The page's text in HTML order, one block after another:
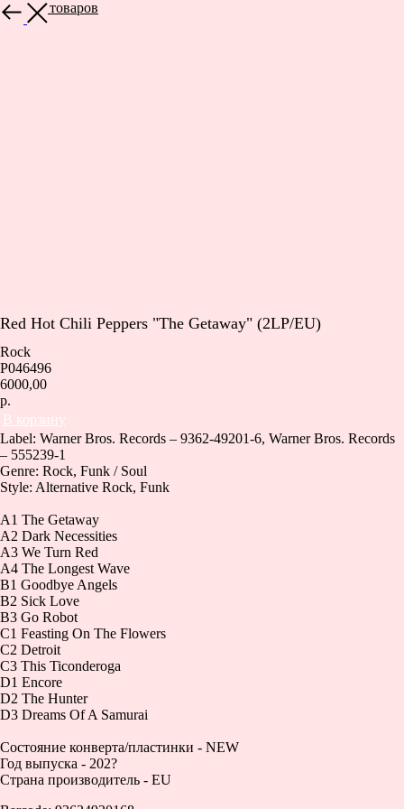
Больше товаров
Red Hot Chili Peppers "The Getaway" (2LP/EU)
Rock
P046496
6000,00
р.
В корзину
Label: Warner Bros. Records – 9362-49201-6, Warner Bros. Records
– 555239-1
Genre: Rock, Funk / Soul
Style: Alternative Rock, Funk
A1 The Getaway
A2 Dark Necessities
A3 We Turn Red
A4 The Longest Wave
B1 Goodbye Angels
B2 Sick Love
B3 Go Robot
C1 Feasting On The Flowers
C2 Detroit
C3 This Ticonderoga
D1 Encore
D2 The Hunter
D3 Dreams Of A Samurai
Состояние конверта/пластинки - NEW
Год выпуска - 202?
Страна производитель - EU